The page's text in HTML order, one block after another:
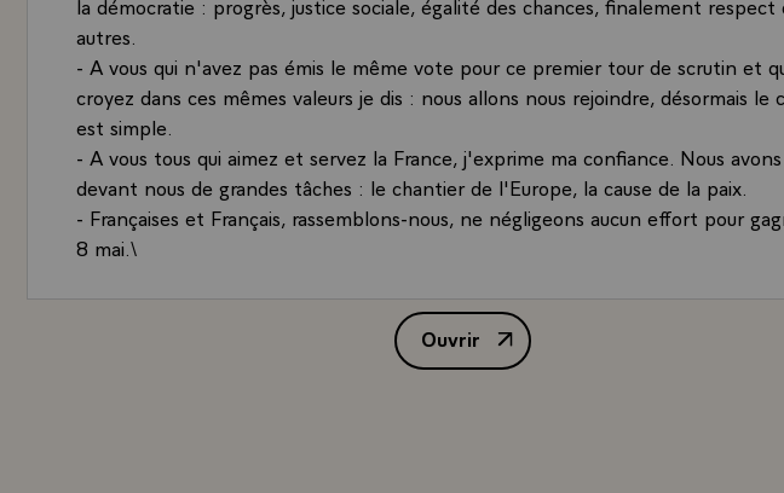
autres.
- A vous qui n'avez pas émis le même vote pour ce premier tour de scrutin et
croyez dans ces mêmes valeurs je dis : nous allons nous rejoindre, désormais le
est simple.
- A vous tous qui aimez et servez la France, j'exprime ma confiance. Nous avons
devant nous de grandes tâches : le chantier de l'Europe, la cause de la paix.
- Françaises et Français, rassemblons-nous, ne négligeons aucun effort pour
8 mai.\
Ouvrir
Déclaration de M. François